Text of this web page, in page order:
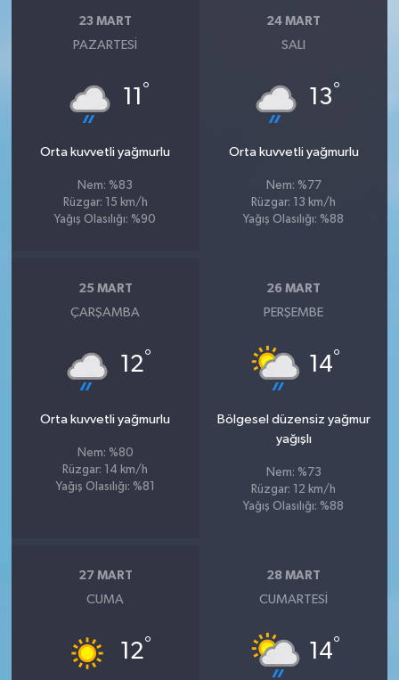
23 MART
PAZARTESI
11 °
Orta kuvvetli yağmurlu
Nem: %83
Rüzgar: 15 km/h
Yağış Olasılığı: %90
24 MART
SALI
13°
Orta kuvvetli yağmurlu
Nem: %77
Rüzgar: 13 km/h
Yağış Olasılığı: %88
25 MART
ÇARŞAMBA
12°
Orta kuvvetli yağmurlu
Nem: %80
Rüzgar: 14 km/h
Yağış Olasılığı: %81
26 MART
PERŞEMBE
14°
Bölgesel düzensiz yağmur
yağışlı
Nem: %73
Rüzgar: 12 km/h
Yağış Olasılığı: %88
27 MART
CUMA
12°
28 MART
CUMARTESI
14°